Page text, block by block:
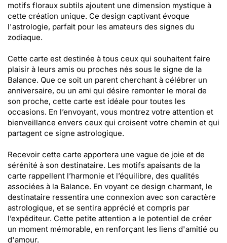
motifs floraux subtils ajoutent une dimension mystique à
cette création unique. Ce design captivant évoque
l'astrologie, parfait pour les amateurs des signes du
zodiaque.
Cette carte est destinée à tous ceux qui souhaitent faire
plaisir à leurs amis ou proches nés sous le signe de la
Balance. Que ce soit un parent cherchant à célébrer un
anniversaire, ou un ami qui désire remonter le moral de
son proche, cette carte est idéale pour toutes les
occasions. En l’envoyant, vous montrez votre attention et
bienveillance envers ceux qui croisent votre chemin et qui
partagent ce signe astrologique.
Recevoir cette carte apportera une vague de joie et de
sérénité à son destinataire. Les motifs apaisants de la
carte rappellent l’harmonie et l’équilibre, des qualités
associées à la Balance. En voyant ce design charmant, le
destinataire ressentira une connexion avec son caractère
astrologique, et se sentira apprécié et compris par
l’expéditeur. Cette petite attention a le potentiel de créer
un moment mémorable, en renforçant les liens d'amitié ou
d'amour.